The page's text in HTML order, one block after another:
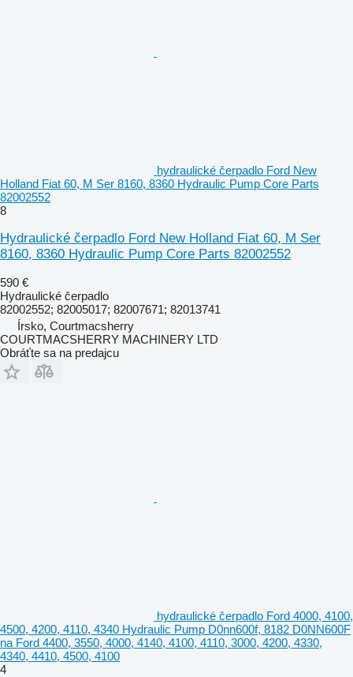
hydraulické čerpadlo Ford New
Holland Fiat 60, M Ser 8160, 8360 Hydraulic Pump Core Parts
82002552
8
Hydraulické čerpadlo Ford New Holland Fiat 60, M Ser
8160, 8360 Hydraulic Pump Core Parts 82002552
590 €
Hydraulické čerpadlo
82002552; 82005017; 82007671; 82013741
Írsko, Courtmacsherry
COURTMACSHERRY MACHINERY LTD
Obráťte sa na predajcu
hydraulické čerpadlo Ford 4000, 4100,
4500, 4200, 4110, 4340 Hydraulic Pump D0nn600f, 8182 D0NN600F
na Ford 4400, 3550, 4000, 4140, 4100, 4110, 3000, 4200, 4330,
4340, 4410, 4500, 4100
4